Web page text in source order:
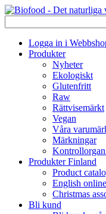
Logga in i
Produkter
Nyheter
Ekologiskt
Glutenfritt
Raw
Rättvisemärkt
Vegan
Våra
Märkningar
Produkter Finland
Product
English
Christmas
Bli kund